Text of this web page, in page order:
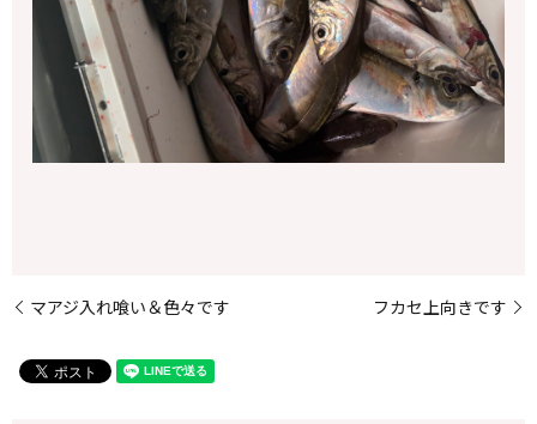
マアジ入れ喰い＆色々です フカセ上向きです